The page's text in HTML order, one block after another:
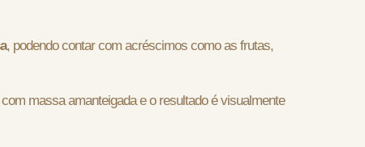
, podendo contar com acréscimos como as frutas,
massa amanteigada e o resultado é visualmente